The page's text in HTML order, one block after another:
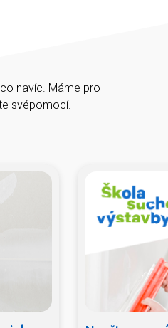
navíc. Máme pro
svépomocí.